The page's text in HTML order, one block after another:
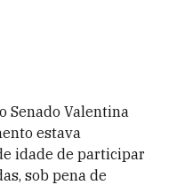
Senado Valentina
estava
idade de participar
sob pena de